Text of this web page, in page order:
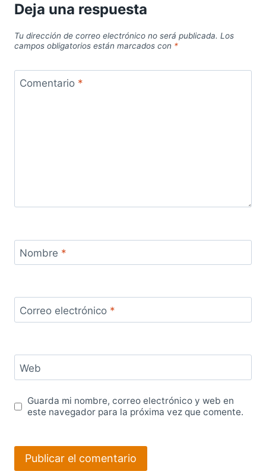
Deja una respuesta
Tu dirección de correo electrónico no será publicada. Los
campos obligatorios están marcados con *
Comentario *
Nombre *
Correo electrónico *
Web
Guarda mi nombre, correo electrónico y web en
este navegador para la próxima vez que comente.